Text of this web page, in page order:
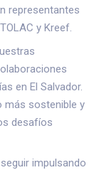
representantes
y Kreef.
en El Salvador.
más sostenible y
desafíos
impulsando